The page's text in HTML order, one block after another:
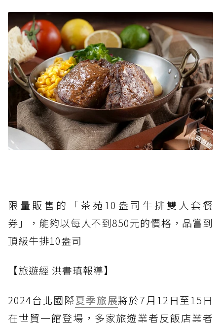
限量販售的「茶苑10盎司牛排雙人套餐
券」，能夠以每人不到850元的價格，品嘗到
頂級牛排10盎司
【旅遊經 洪書瑱報導】
2024台北國際夏季旅展將於7月12日至15日
在世貿一館登場，多家旅遊業者反飯店業者